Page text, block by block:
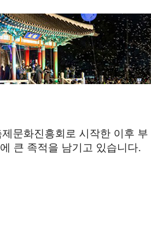
문화진흥회로 시작한 이후 부
큰 족적을 남기고 있습니다.